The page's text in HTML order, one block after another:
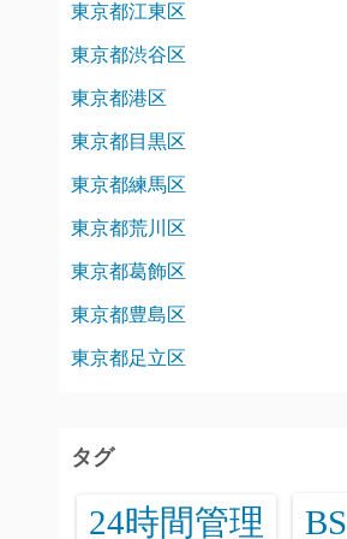
東京都江東区
東京都渋谷区
東京都港区
東京都目黒区
東京都練馬区
東京都荒川区
東京都葛飾区
東京都豊島区
東京都足立区
タグ
24時間管理 BS